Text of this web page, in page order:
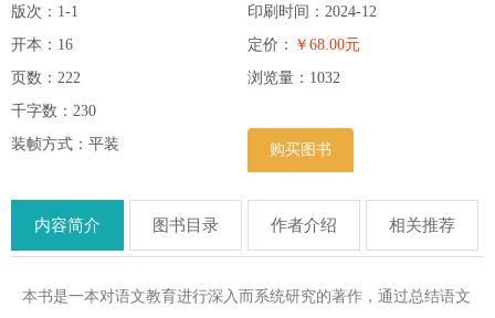
版次：1-1
开本：16
页数：222
千字数：230
装帧方式：平装
印刷时间：2024-12
定价： ￥68.00元
浏览量： 1032
购买图书
内容简介 图书目录 作者介绍 相关推荐
本书是一本对语文教育进行深入而系统研究的著作，通过总结语文